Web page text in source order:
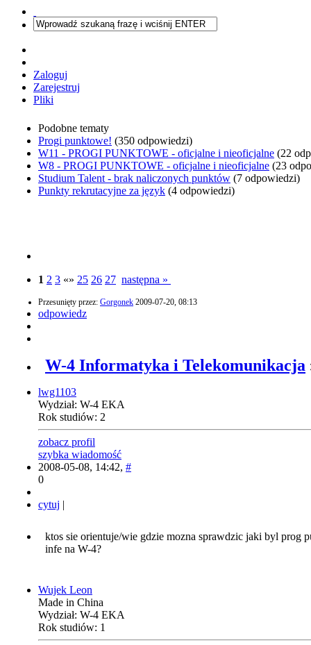
Zaloguj
Zarejestruj
Pliki
Podobne tematy
Progi punktowe! (350 odpowiedzi)
W11 - PROGI PUNKTOWE - oficjalne i nieoficjalne (22
W8 - PROGI PUNKTOWE - oficjalne i nieoficjalne (23
Studium Talent - brak naliczonych punktów (7 odpowiedzi)
Punkty rekrutacyjne za język (4 odpowiedzi)
1 2 3 «» 25 26 27 następna »
Przesunięty przez: Gorgonek 2009-07-20, 08:13
odpowiedz
W-4 Informatyka i Telekomunikacja
lwg1103
Wydział: W-4 EKA
Rok studiów: 2
zobacz profil
szybka wiadomość
2008-05-08, 14:42, #
0
cytuj |
ktos sie orientuje/wie gdzie mozna sprawdzic jaki byl prog
infe na W-4?
Wujek Leon
Made in China
Wydział: W-4 EKA
Rok studiów: 1